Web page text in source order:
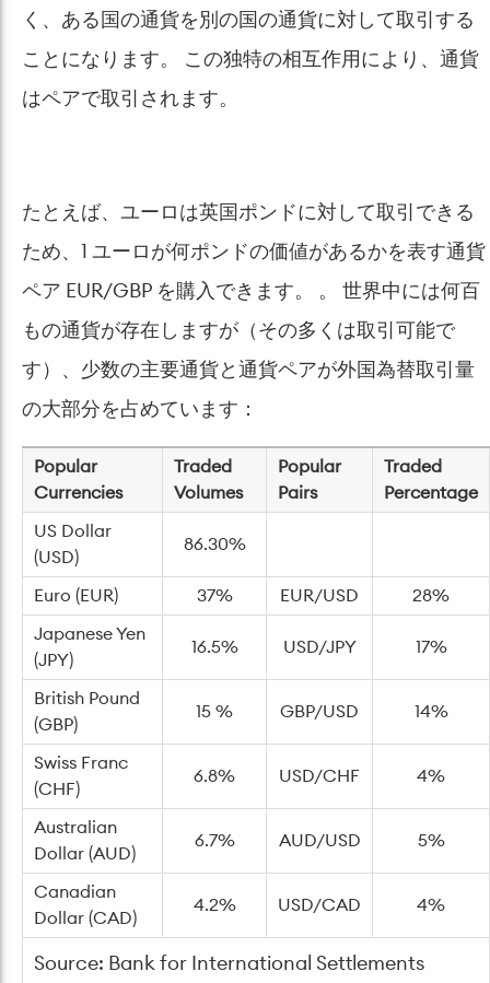
く、ある国の通貨を別の国の通貨に対して取引する
ことになります。 この独特の相互作用により、通貨
はペアで取引されます。
たとえば、ユーロは英国ポンドに対して取引できる
ため、1 ユーロが何ポンドの価値があるかを表す通貨
ペア EUR/GBP を購入できます。 。 世界中には何百
もの通貨が存在しますが（その多くは取引可能で
す）、少数の主要通貨と通貨ペアが外国為替取引量
の大部分を占めています：
Popular
Currencies
Traded
Volumes
Popular
Pairs
Traded
Percentage
US Dollar
(USD)
86.30%
Euro (EUR) 37% EUR/USD 28%
Japanese Yen
(JPY)
16.5% USD/JPY 17%
British Pound
(GBP)
15 % GBP/USD 14%
Swiss Franc
(CHF)
6.8% USD/CHF 4%
Australian
Dollar (AUD)
6.7% AUD/USD 5%
Canadian
Dollar (CAD)
4.2% USD/CAD 4%
Source: Bank for International Settlements